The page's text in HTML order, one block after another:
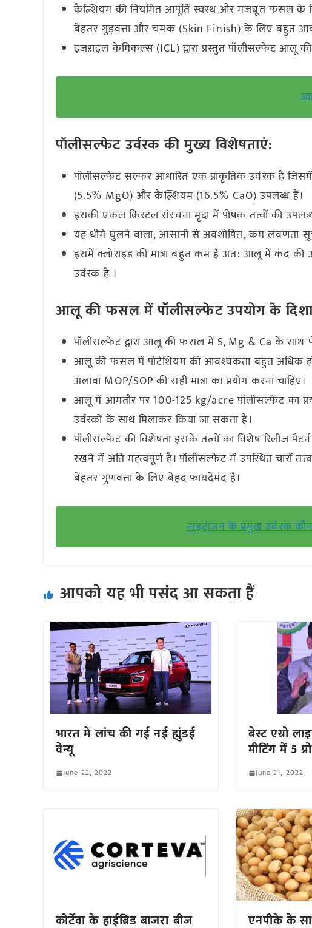
कैल्शियम की नियमित आपूर्ति स्वस्थ और मजबूत फसल के
बेहतर गुड़वत्ता और चमक (Skin Finish) के लिए बहुत
इजऱाइल केमिकल्स (ICL) द्वारा प्रस्तुत पॉलीसल्फेट आलू
पॉलीसल्फेट उर्वरक की मुख्य विशेषताएं:
पॉलीसल्फेट सल्फर आधारित एक प्राकृतिक उर्वरक है
(5.5% MgO) और कैल्शियम (16.5% CaO) उपलब्ध हैं।
इसकी एकल क्रिस्टल संरचना मृदा में पोषक तत्वों की
यह धीमे घुलने वाला, आसानी से अवशोषित, कम लवणता
इसमें क्लोराइड की मात्रा बहुत कम है अत: आलू में कंद
उर्वरक है ।
आलू की फसल में पॉलीसल्फेट उपयोग के दिशा
पॉलीसल्फेट द्वारा आलू की फसल में S, Mg & Ca के साथ
आलू की फसल में पोटेशियम की आवश्यकता बहुत अधिक
अलावा MOP/SOP की सही मात्रा का प्रयोग करना चाहिए।
आलू में आमतौर पर 100-125 kg/acre पॉलीसल्फेट का
उर्वरकों के साथ मिलाकर किया जा सकता है।
पॉलीसल्फेट की विशेषता इसके तत्वों का विशेष रिलीज
रखने में अति मह्त्वपूर्ण है। पॉलीसल्फेट में उपस्थित चारों
बेहतर गुणवत्ता के लिए बेहद फायदेमंद है।
नाइट्रोजन के प्रमुख उर्वरक
आपको यह भी पसंद आ सकता हैं
भारत में लांच की गई नई ह्युंडई
वेन्यू
June 22, 2022
बेस्ट एग्रो
मीटिंग में 5
June 21, 2022
कोर्टेवा के हाईब्रिड बाजरा बीज एनपीके के